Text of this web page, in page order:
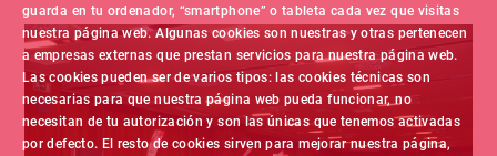
guarda en tu ordenador, “smartphone” o tableta cada vez que visitas
nuestra página web. Algunas cookies son nuestras y otras pertenecen
a empresas externas que prestan servicios para nuestra página web.
Las cookies pueden ser de varios tipos: las cookies técnicas son
necesarias para que nuestra página web pueda funcionar, no
necesitan de tu autorización y son las únicas que tenemos activadas
por defecto. El resto de cookies sirven para mejorar nuestra página,